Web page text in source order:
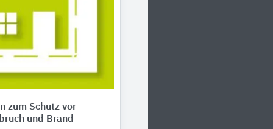
zum Schutz vor
und Brand